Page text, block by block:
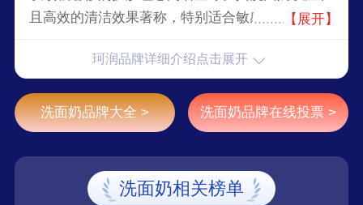
且高效的清洁效果著称，特别适合敏感肌肤。珂润
肤过敏问题。独特的保湿成分在清洁的同时锁住水
【展开】
珂润品牌详细介绍点击展开
洗面奶品牌大全 > 洗面奶品牌在线投票 >
洗面奶相关榜单